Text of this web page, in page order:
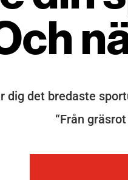
dig det bredaste
“Från